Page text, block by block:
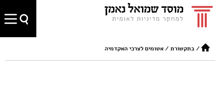
/בתקשורת /אטומים לצרכי האקדמיה